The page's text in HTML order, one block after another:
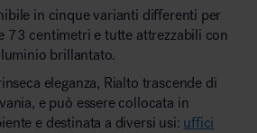
in cinque varianti differenti per
73 centimetri e tutte attrezzabili con
brillantato.
eleganza, Rialto trascende di
e può essere collocata in
e destinata a diversi usi: uffici